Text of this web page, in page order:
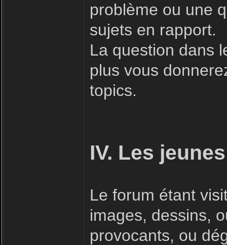
problème ou une
sujets en rapport.
La question dans
plus vous
topics.
IV. Les jeunes
Le forum étant
images, dessins,
provocants, ou